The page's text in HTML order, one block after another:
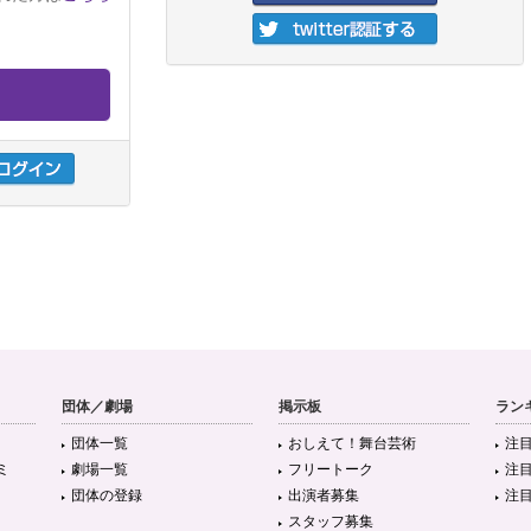
団体／劇場
団体一覧
劇場一覧
団体の登録
掲示板
おしえて！舞台芸術
フリートーク
出演者募集
スタッフ募集
ラン
注
注
注